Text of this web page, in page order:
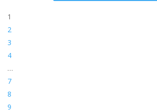
1
2
3
4
…
7
8
9